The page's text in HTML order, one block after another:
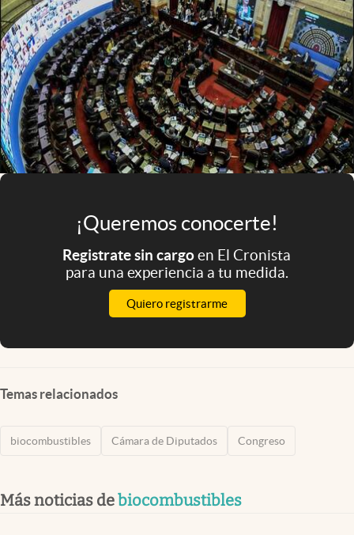
Clima
Mundial 2026
Eventos Corporativos
El Cronista Studio
Mediakit
abre en nueva pestaña
¡Queremos conocerte!
Registrate sin cargoen El Cronista
para una experiencia a tu medida.
Quiero registrarme
Temas relacionados
biocombustibles Cámara de Diputados Congreso
Más noticias debiocombustibles